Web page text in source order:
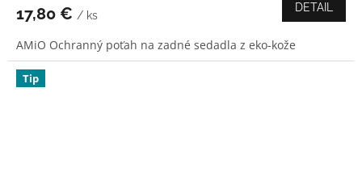
je
z
5
hviezdičiek.
17,80 € / ks
DETAIL
AMiO Ochranný poťah na zadné sedadla z eko-kože
Tip